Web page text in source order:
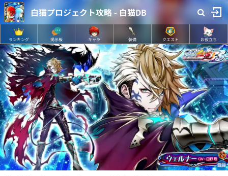
白猫プロジェクト攻略 - 白猫DB
ランキング 掲示板 キャラ 装備 クエスト お役立ち